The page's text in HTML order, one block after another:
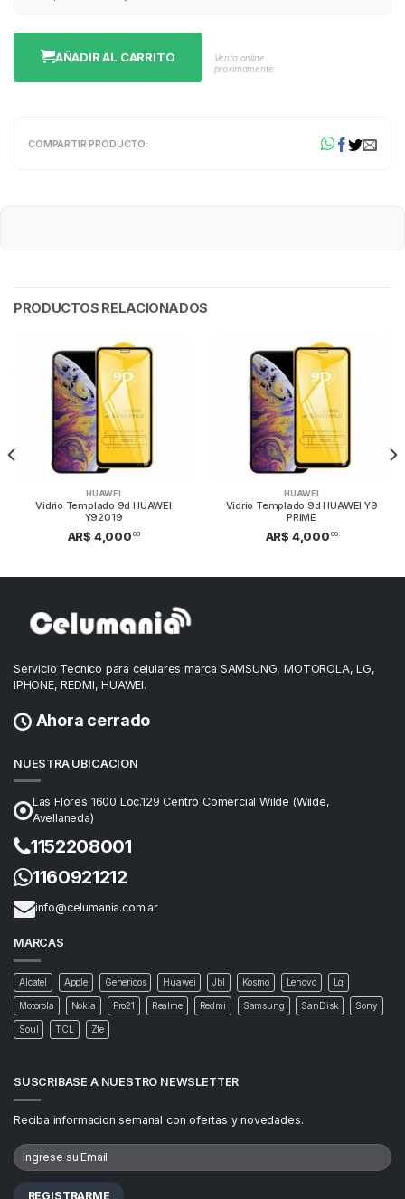
AÑADIR AL CARRITO
Venta online
próximamente
COMPARTIR PRODUCTO:
PRODUCTOS RELACIONADOS
HUAWEI
Vidrio Templado 9d HUAWEI
Y92019
AR$ 4,000 00
HUAWEI
Vidrio Templado 9d HUAWEI Y9
PRIME
AR$ 4,000 00
Servicio Tecnico para celulares marca SAMSUNG, MOTOROLA, LG,
IPHONE, REDMI, HUAWEI.
Ahora cerrado
NUESTRA UBICACION
Las Flores 1600 Loc.129 Centro Comercial Wilde (Wilde,
Avellaneda)
1152208001
1160921212
info@celumania.com.ar
MARCAS
Alcatel Apple Genericos Huawei Jbl Kosmo Lenovo Lg
Motorola Nokia Pro21 Realme Redmi Samsung SanDisk Sony
Soul TCL Zte
SUSCRIBASE A NUESTRO NEWSLETTER
Reciba informacion semanal con ofertas y novedades.